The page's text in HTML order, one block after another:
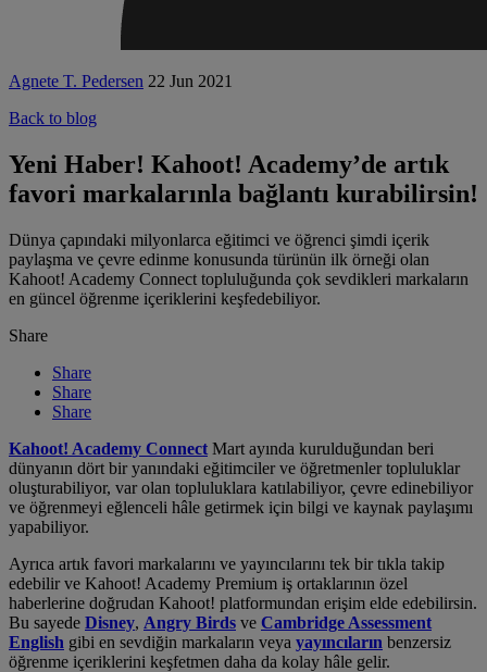
Agnete T. Pedersen 22 Jun 2021
Back to blog
Yeni Haber! Kahoot! Academy’de artık
favori markalarınla bağlantı kurabilirsin!
Dünya çapındaki milyonlarca eğitimci ve öğrenci şimdi içerik
paylaşma ve çevre edinme konusunda türünün ilk örneği olan
Kahoot! Academy Connect topluluğunda çok sevdikleri markaların
en güncel öğrenme içeriklerini keşfedebiliyor.
Share
Share
Share
Share
Kahoot! Academy Connect Mart ayında kurulduğundan beri
dünyanın dört bir yanındaki eğitimciler ve öğretmenler topluluklar
oluşturabiliyor, var olan topluluklara katılabiliyor, çevre edinebiliyor
ve öğrenmeyi eğlenceli hâle getirmek için bilgi ve kaynak paylaşımı
yapabiliyor.
Ayrıca artık favori markalarını ve yayıncılarını tek bir tıkla takip
edebilir ve Kahoot! Academy Premium iş ortaklarının özel
haberlerine doğrudan Kahoot! platformundan erişim elde edebilirsin.
Bu sayede Disney, Angry Birds ve Cambridge Assessment
English gibi en sevdiğin markaların veya yayıncıların benzersiz
öğrenme içeriklerini keşfetmen daha da kolay hâle gelir.